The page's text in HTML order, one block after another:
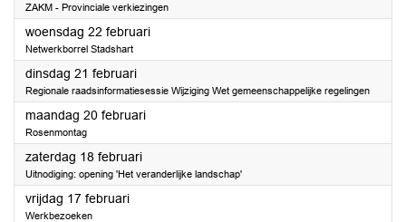
ZAKM - Provinciale verkiezingen
woensdag 22 februari2023
Netwerkborrel Stadshart
dinsdag 21 februari2023
Regionale raadsinformatiesessie Wijziging Wet gemeenschappelijke regelingen
maandag 20 februari2023
Rosenmontag
zaterdag 18 februari2023
Uitnodiging: opening 'Het veranderlijke landschap'
vrijdag 17 februari2023
Werkbezoeken